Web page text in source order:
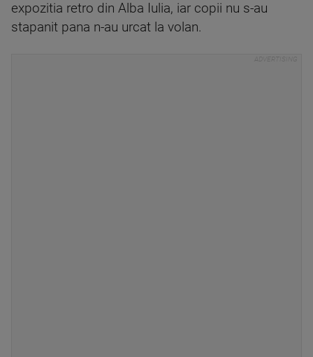
expozitia retro din Alba Iulia, iar copii nu s-au
stapanit pana n-au urcat la volan.